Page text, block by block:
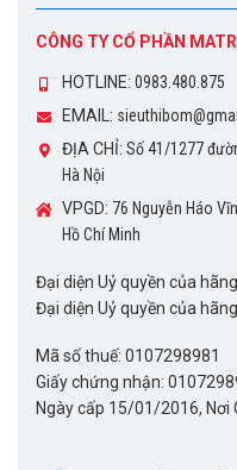
CÔNG TY CỔ PHẦN
HOTLINE: 0983.480.875
EMAIL:
ĐỊA CHỈ: Số 41/1277
Hà Nội
VPGD: 76 Nguyễn Háo
Hồ Chí Minh
Đại diện Uỷ quyền của
Đại diện Uỷ quyền của
Mã số thuế: 0107298981
Giấy chứng nhận:
Ngày cấp 15/01/2016, Nơi